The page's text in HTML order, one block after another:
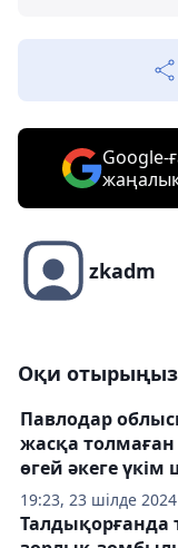
Google-
zkadm
Оқи отырыңыз
19:23, 23 шілде 2024
Павлодар
жасқа
өгей әкеге